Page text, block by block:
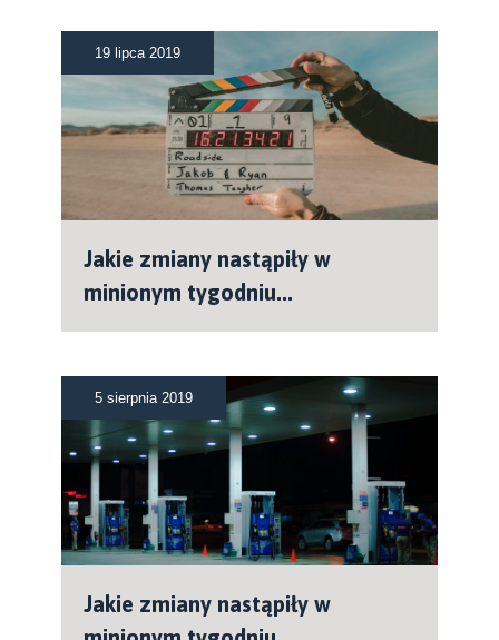
19 lipca 2019
Jakie zmiany nastąpiły w
minionym tygodniu...
5 sierpnia 2019
Jakie zmiany nastąpiły w